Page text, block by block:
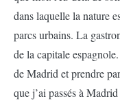
dans laquelle la nature
parcs urbains. La
de la capitale
de Madrid et prendre
que j’ai passés à